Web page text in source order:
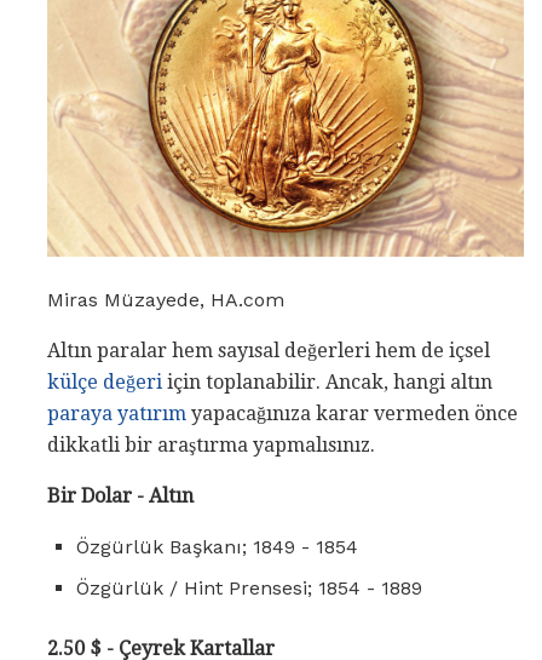
Miras Müzayede, HA.com
Altın paralar hem sayısal değerleri hem de içsel
külçe değeri için toplanabilir. Ancak, hangi altın
paraya yatırım yapacağınıza karar vermeden önce
dikkatli bir araştırma yapmalısınız.
Bir Dolar - Altın
Özgürlük Başkanı; 1849 - 1854
Özgürlük / Hint Prensesi; 1854 - 1889
2.50 $ - Çeyrek Kartallar